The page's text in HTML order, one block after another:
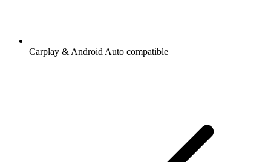
Carplay & Android Auto compatible